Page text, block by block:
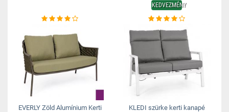
EVERLY Zöld Alumínium Kerti
KEDVEZMÉNY
KLEDI szürke kerti kanapé